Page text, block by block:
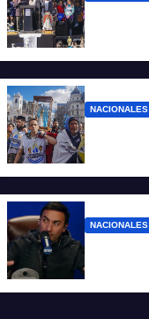
NACIONALES
NACIONALES